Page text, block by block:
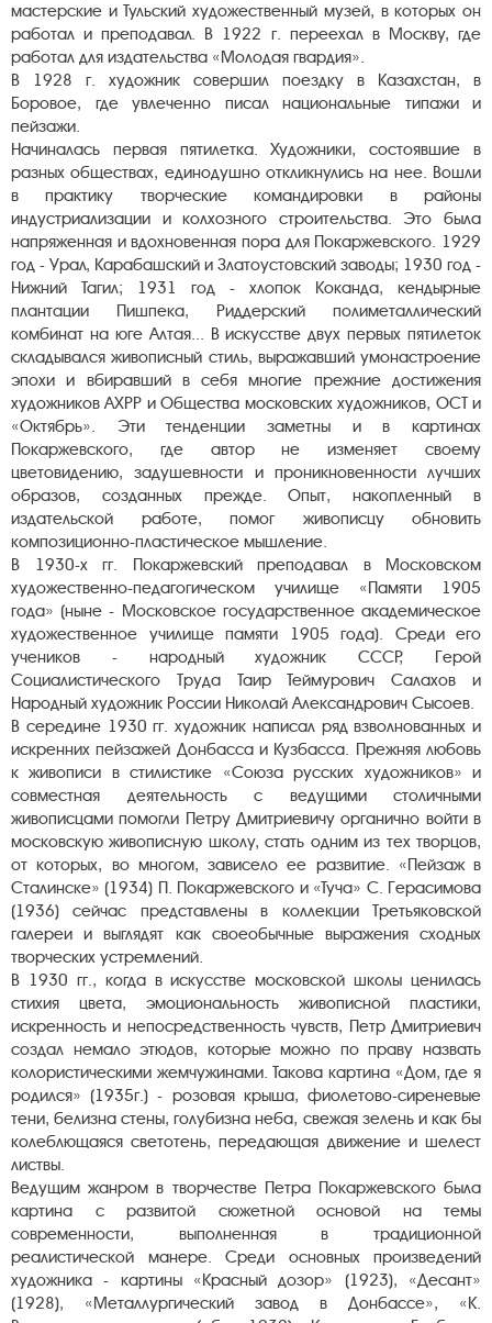
мастерские и Тульский художественный музей, в которых он
работал и преподавал. В 1922 г. переехал в Москву, где
работал для издательства «Молодая гвардия».
В 1928 г. художник совершил поездку в Казахстан, в
Боровое, где увлеченно писал национальные типажи и
пейзажи.
Начиналась первая пятилетка. Художники, состоявшие в
разных обществах, единодушно откликнулись на нее. Вошли
в практику творческие командировки в районы
индустриализации и колхозного строительства. Это была
напряженная и вдохновенная пора для Покаржевского. 1929
год - Урал, Карабашский и Златоустовский заводы; 1930 год -
Нижний Тагил; 1931 год - хлопок Коканда, кендырные
плантации Пишпека, Риддерский полиметаллический
комбинат на юге Алтая... В искусстве двух первых пятилеток
складывался живописный стиль, выражавший умонастроение
эпохи и вбиравший в себя многие прежние достижения
художников АХРР и Общества московских художников, ОСТ и
«Октябрь». Эти тенденции заметны и в картинах
Покаржевского, где автор не изменяет своему
цветовидению, задушевности и проникновенности лучших
образов, созданных прежде. Опыт, накопленный в
издательской работе, помог живописцу обновить
композиционно-пластическое мышление.
В 1930-х гг. Покаржевский преподавал в Московском
художественно-педагогическом училище «Памяти 1905
года» (ныне - Московское государственное академическое
художественное училище памяти 1905 года). Среди его
учеников - народный художник СССР, Герой
Социалистического Труда Таир Теймурович Салахов и
Народный художник России Николай Александрович Сысоев.
В середине 1930 гг. художник написал ряд взволнованных и
искренних пейзажей Донбасса и Кузбасса. Прежняя любовь
к живописи в стилистике «Союза русских художников» и
совместная деятельность с ведущими столичными
живописцами помогли Петру Дмитриевичу органично войти в
московскую живописную школу, стать одним из тех творцов,
от которых, во многом, зависело ее развитие. «Пейзаж в
Сталинске» (1934) П. Покаржевского и «Туча» С. Герасимова
(1936) сейчас представлены в коллекции Третьяковской
галереи и выглядят как своеобычные выражения сходных
творческих устремлений.
В 1930 гг., когда в искусстве московской школы ценилась
стихия цвета, эмоциональность живописной пластики,
искренность и непосредственность чувств, Петр Дмитриевич
создал немало этюдов, которые можно по праву назвать
колористическими жемчужинами. Такова картина «Дом, где я
родился» (1935г.) - розовая крыша, фиолетово-сиреневые
тени, белизна стены, голубизна неба, свежая зелень и как бы
колеблющаяся светотень, передающая движение и шелест
листвы.
Ведущим жанром в творчестве Петра Покаржевского была
картина с развитой сюжетной основой на темы
современности, выполненная в традиционной
реалистической манере. Среди основных произведений
художника - картины «Красный дозор» (1923), «Десант»
(1928), «Металлургический завод в Донбассе», «К.